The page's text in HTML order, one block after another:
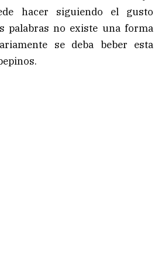
hacer siguiendo el gusto
palabras no existe una forma
se deba beber esta